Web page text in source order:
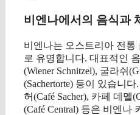
비엔나에서의 음식과
비엔나는 오스트리아 전통
로 유명합니다. 대표적인
(Wiener Schnitzel), 굴라쉬
(Sachertorte) 등이 있습니
허(Café Sacher), 카페 데멜
(Café Central) 등은 비엔나